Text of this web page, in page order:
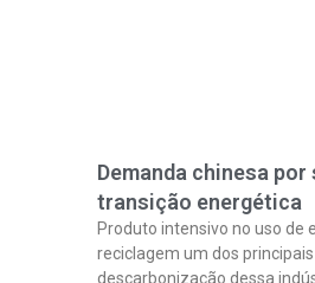
Demanda chinesa
transição energética
Produto intensivo no uso de
reciclagem um dos
descarbonização dessa